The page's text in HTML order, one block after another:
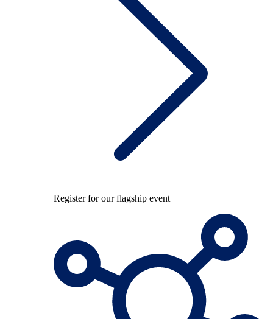
Register for our flagship event